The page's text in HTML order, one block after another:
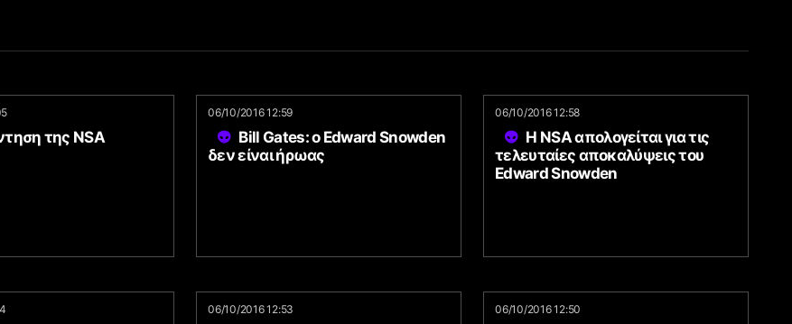
της NSA
06/10/2016 12:59
Bill Gates: ο Edward Snowden
δεν είναι ήρωας
06/10/2016 12:58
Η NSA απολογείται για τις
τελευταίες αποκαλύψεις του
Edward Snowden
06/10/2016 12:53 06/10/2016 12:50